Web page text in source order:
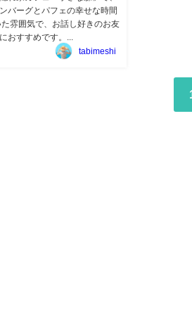
バーグとパフェの幸せな時間
雰囲気で、お話し好きのお友
おすすめです。...
tabimeshi
1